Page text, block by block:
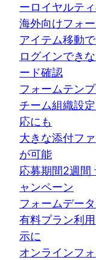
ーロイヤルテ
海外向けフォ
アイテム移動
ログインでき
ード確認
フォームテン
チーム組織設
応にも
大きな添付フ
が可能
応募期間2週間
ャンペーン
フォームデー
有料プラン利
示に
オンラインフ